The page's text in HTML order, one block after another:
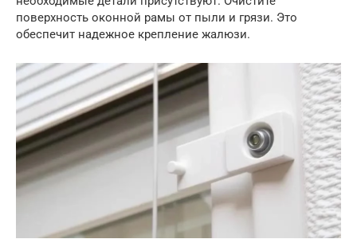
поверхность оконной рамы от пыли и грязи. Это
обеспечит надежное крепление жалюзи.